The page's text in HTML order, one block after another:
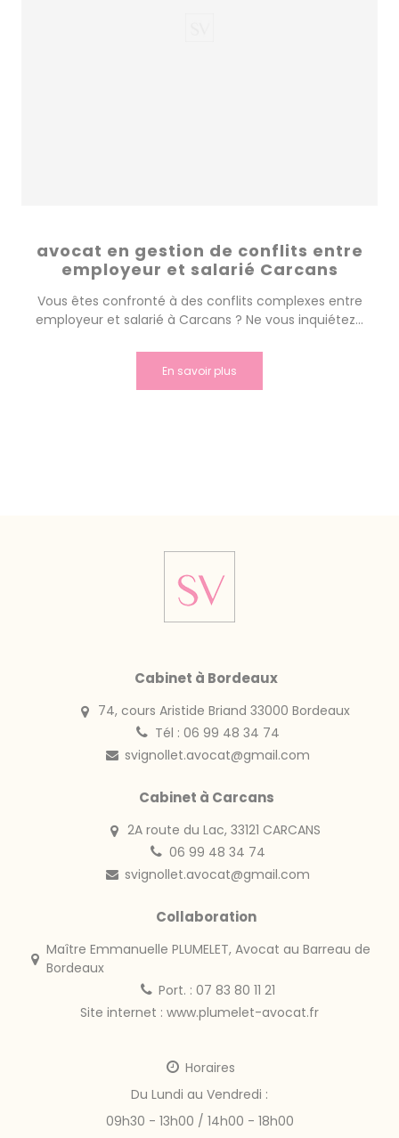
avocat en gestion de conflits entre
employeur et salarié Carcans
Vous êtes confronté à des conflits complexes entre
employeur et salarié à Carcans ? Ne vous inquiétez...
En savoir plus
Cabinet à Bordeaux
74, cours Aristide Briand 33000 Bordeaux
Tél : 06 99 48 34 74
svignollet.avocat@gmail.com
Cabinet à Carcans
2A route du Lac, 33121 CARCANS
06 99 48 34 74
svignollet.avocat@gmail.com
Collaboration
Maître Emmanuelle PLUMELET, Avocat au Barreau de
Bordeaux
Port. : 07 83 80 11 21
Site internet : www.plumelet-avocat.fr
Horaires
Du Lundi au Vendredi :
09h30 - 13h00 / 14h00 - 18h00